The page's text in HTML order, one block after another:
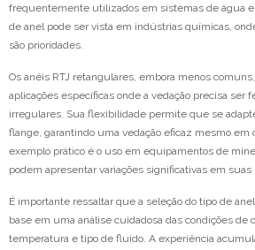
frequentemente utilizados em sistemas de água e
de anel pode ser vista em indústrias químicas,
são prioridades.
Os anéis RTJ retangulares, embora menos
aplicações específicas onde a vedação precisa ser
irregulares. Sua flexibilidade permite que se
flange, garantindo uma vedação eficaz mesmo em
exemplo prático é o uso em equipamentos de
podem apresentar variações significativas em
É importante ressaltar que a seleção do tipo de
base em uma análise cuidadosa das condições de
temperatura e tipo de fluido. A experiência